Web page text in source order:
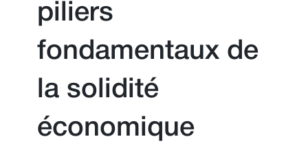
piliers
fondamentaux de
la solidité
économique